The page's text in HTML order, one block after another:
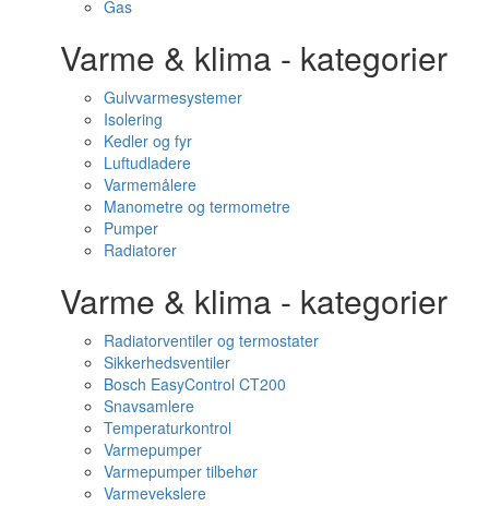
Gas
Varme & klima - kategorier
Gulvvarmesystemer
Isolering
Kedler og fyr
Luftudladere
Varmemålere
Manometre og termometre
Pumper
Radiatorer
Varme & klima - kategorier
Radiatorventiler og termostater
Sikkerhedsventiler
Bosch EasyControl CT200
Snavsamlere
Temperaturkontrol
Varmepumper
Varmepumper tilbehør
Varmevekslere